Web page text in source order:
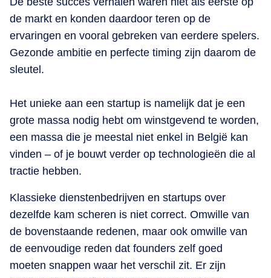
de markt en konden daardoor teren op de
ervaringen en vooral gebreken van eerdere spelers.
Gezonde ambitie en perfecte timing zijn daarom de
sleutel.
Het unieke aan een startup is namelijk dat je een
grote massa nodig hebt om winstgevend te worden,
een massa die je meestal niet enkel in België kan
vinden – of je bouwt verder op technologieën die al
tractie hebben.
Klassieke dienstenbedrijven en startups over
dezelfde kam scheren is niet correct. Omwille van
de bovenstaande redenen, maar ook omwille van
de eenvoudige reden dat founders zelf goed
moeten snappen waar het verschil zit. Er zijn